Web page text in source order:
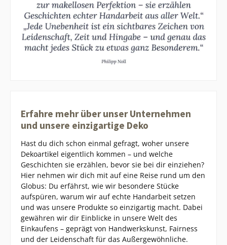
Erfahre mehr über unser Unternehmen
und unsere einzigartige Deko
Hast du dich schon einmal gefragt, woher unsere
Dekoartikel eigentlich kommen – und welche
Geschichten sie erzählen, bevor sie bei dir einziehen?
Hier nehmen wir dich mit auf eine Reise rund um den
Globus: Du erfährst, wie wir besondere Stücke
aufspüren, warum wir auf echte Handarbeit setzen
und was unsere Produkte so einzigartig macht. Dabei
gewähren wir dir Einblicke in unsere Welt des
Einkaufens – geprägt von Handwerkskunst, Fairness
und der Leidenschaft für das Außergewöhnliche.